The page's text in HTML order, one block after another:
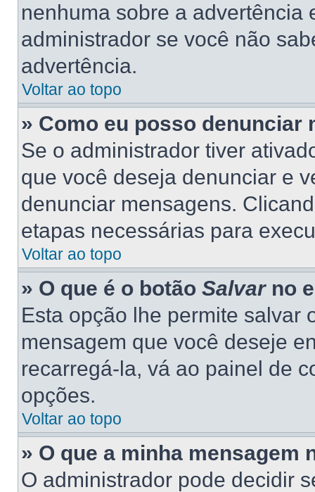
nenhuma sobre a advertência
administrador se você não
advertência.
Voltar ao topo
» Como eu posso denunciar
Se o administrador tiver
que você deseja denunciar e
denunciar mensagens.
etapas necessárias para
Voltar ao topo
» O que é o botão Salvarno
Esta opção lhe permite salvar
mensagem que você deseje
recarregá-la, vá ao painel de
opções.
Voltar ao topo
» O que a minha mensagem
O administrador pode decidir